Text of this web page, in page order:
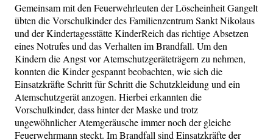
Gemeinsam mit den Feuerwehrleuten der Löscheinheit Gangelt
übten die Vorschulkinder des Familienzentrum Sankt Nikolaus
und der Kindertagesstätte KinderReich das richtige Absetzen
eines Notrufes und das Verhalten im Brandfall. Um den
Kindern die Angst vor Atemschutzgeräteträgern zu nehmen,
konnten die Kinder gespannt beobachten, wie sich die
Einsatzkräfte Schritt für Schritt die Schutzkleidung und ein
Atemschutzgerät anzogen. Hierbei erkannten die
Vorschulkinder, dass hinter der Maske und trotz
ungewöhnlicher Atemgeräusche immer noch der gleiche
Feuerwehrmann steckt. Im Brandfall sind Einsatzkräfte der